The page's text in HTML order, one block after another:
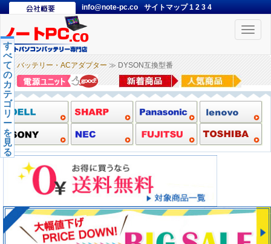
info@note-pc.co サイトマップ1 2 3 4
Toggle
バッテリー・ACアダプター ≫ DYSON互換型番
す
べ
て
の
カ
テ
ゴ
リ
ー
を
見
る